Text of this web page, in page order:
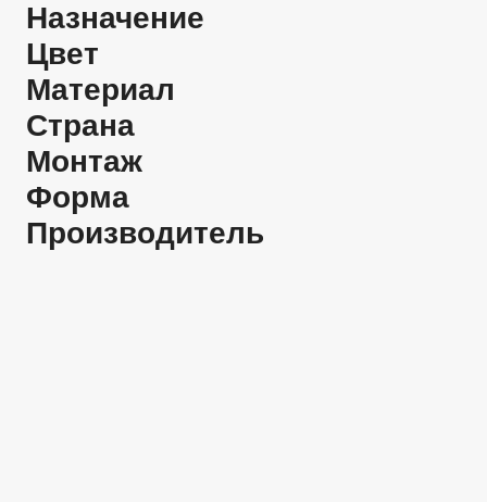
Назначение
Цвет
Материал
Страна
Монтаж
Форма
Производитель